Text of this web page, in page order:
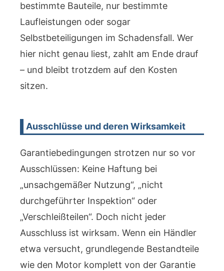
bestimmte Bauteile, nur bestimmte
Laufleistungen oder sogar
Selbstbeteiligungen im Schadensfall. Wer
hier nicht genau liest, zahlt am Ende drauf
– und bleibt trotzdem auf den Kosten
sitzen.
Ausschlüsse und deren Wirksamkeit
Garantiebedingungen strotzen nur so vor
Ausschlüssen: Keine Haftung bei
„unsachgemäßer Nutzung“, „nicht
durchgeführter Inspektion“ oder
„Verschleißteilen“. Doch nicht jeder
Ausschluss ist wirksam. Wenn ein Händler
etwa versucht, grundlegende Bestandteile
wie den Motor komplett von der Garantie